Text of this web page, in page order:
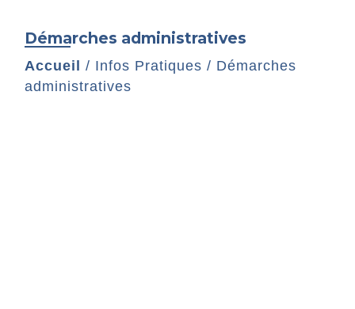
Démarches administratives
Accueil / Infos Pratiques / Démarches
administratives